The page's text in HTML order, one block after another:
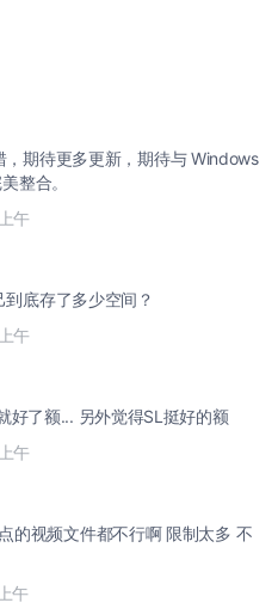
，期待更多更新，期待与 Windows
整合。
午
底存了多少空间？
午
100M了额，再加1到2个0就好了额... 另外觉得SL挺好的额
午
的视频文件都不行啊 限制太多 不
午